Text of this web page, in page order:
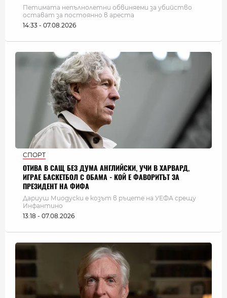
Петимата непълнолетни обвиняеми за убийство
остават за постоянно в ареста
14:33 - 07.08.2026
СПОРТ
ОТИВА В САЩ БЕЗ ДУМА АНГЛИЙСКИ, УЧИ В ХАРВАРД,
ИГРАЕ БАСКЕТБОЛ С ОБАМА - КОЙ Е ФАВОРИТЪТ ЗА
ПРЕЗИДЕНТ НА ФИФА
Дариуш Миодуски е козът в ръцете на УЕФА срещу
Инфантино
13:18 - 07.08.2026